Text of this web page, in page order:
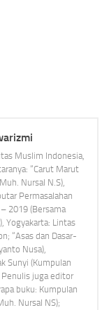
Muslim Indonesia,
“Carut Marut
Nursal N.S),
Permasalahan
2019 (Bersama
Yogyakarta: Lintas
“Asas dan Dasar-
Nusa),
Sunyi (Kumpulan
Penulis juga editor
buku: Kumpulan
Nursal NS);